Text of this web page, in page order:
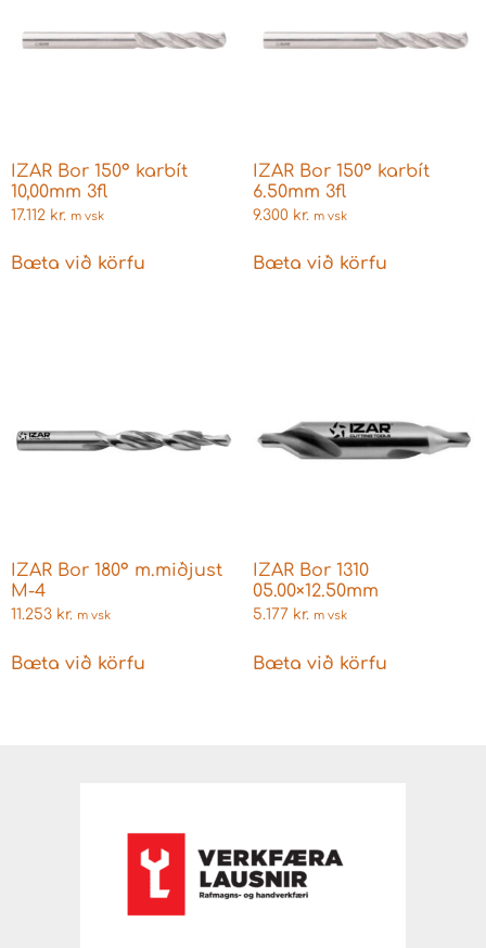
IZAR Bor 150° karbít
10,00mm 3fl
17.112 kr. m vsk
Bæta við körfu
IZAR Bor 150° karbít
6.50mm 3fl
9.300 kr. m vsk
Bæta við körfu
IZAR Bor 180° m.miðjust
M-4
11.253 kr. m vsk
Bæta við körfu
IZAR Bor 1310
05.00×12.50mm
5.177 kr. m vsk
Bæta við körfu